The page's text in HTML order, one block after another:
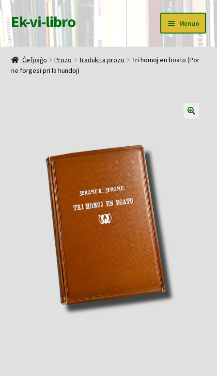
Pretersalti
al
navigado
Iri
rekte
al
la
enhavo
Ek-vi-libro Menuo
Ĉefpaĝo
Butiko
Ĉefpaĝo Prozo Tradukita prozo
Tri homoj en boato (Por
ne forgesi pri la hundoj)